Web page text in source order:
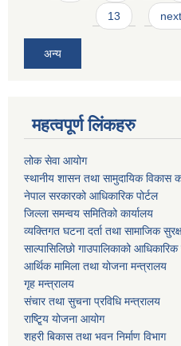
13
अन्य
महत्वपूर्ण लिंकहरु
लोक सेवा आयोग
स्थानीय शासन तथा सामुदायिक विकास
नेपाल सरकारको आधिकारिक पोर्टल
जिल्ला समन्वय समितिको कार्यालय
व्यक्तिगत घटना दर्ता तथा सामाजिक
साल्पासिलिछो गाउपालिकाको
आर्थिक मामिला तथा योजना मन्त्रालय
गृह मन्त्रालय
संचार तथा सुचना प्रविधि मन्त्रालय
राष्टि्ृय योजना आयोग
शहरी बिकास तथा भवन निर्माण विभाग